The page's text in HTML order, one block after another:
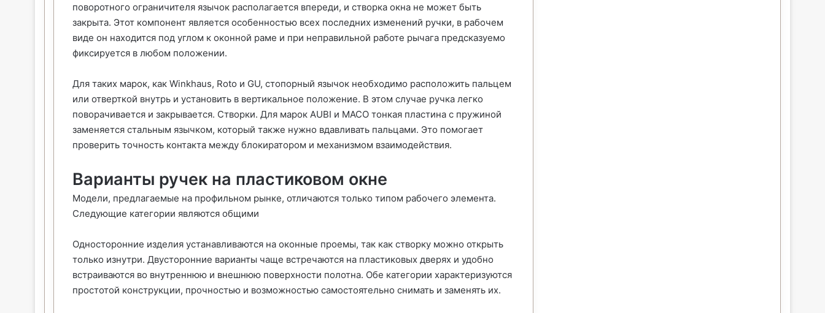
поворотного ограничителя язычок располагается впереди, и створка окна не может быть
закрыта. Этот компонент является особенностью всех последних изменений ручки, в рабочем
виде он находится под углом к оконной раме и при неправильной работе рычага предсказуемо
фиксируется в любом положении.
Для таких марок, как Winkhaus, Roto и GU, стопорный язычок необходимо расположить пальцем
или отверткой внутрь и установить в вертикальное положение. В этом случае ручка легко
поворачивается и закрывается. Створки. Для марок AUBI и MACO тонкая пластина с пружиной
заменяется стальным язычком, который также нужно вдавливать пальцами. Это помогает
проверить точность контакта между блокиратором и механизмом взаимодействия.
Варианты ручек на пластиковом окне
Модели, предлагаемые на профильном рынке, отличаются только типом рабочего элемента.
Следующие категории являются общими
Односторонние изделия устанавливаются на оконные проемы, так как створку можно открыть
только изнутри. Двусторонние варианты чаще встречаются на пластиковых дверях и удобно
встраиваются во внутреннюю и внешнюю поверхности полотна. Обе категории характеризуются
простотой конструкции, прочностью и возможностью самостоятельно снимать и заменять их.